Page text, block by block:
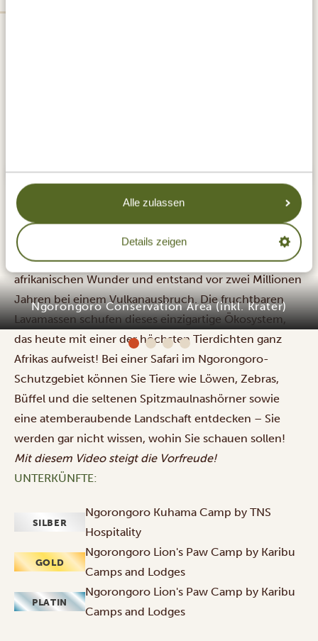
Alle zulassen
Details zeigen
Ngorongoro Kuhama Camp by TNS
Hospitality
Der berühmte Ngorongoro Krater ist eines der sieben
afrikanischen Wunder und entstand vor zwei Millionen
Jahren bei einem Vulkanausbruch. Die fruchtbaren
Lavamassen schufen dieses einzigartige Ökosystem,
das heute mit einer der höchsten Tierdichten ganz
Afrikas aufweist! Bei einer Safari im Ngorongoro-
Schutzgebiet können Sie Tiere wie Löwen, Zebras,
Büffel und die seltenen Spitzmaulnashörner sowie
eine atemberaubende Landschaft entdecken – Sie
werden gar nicht wissen, wohin Sie schauen sollen!
Mit diesem Videosteigt die Vorfreude!
UNTERKÜNFTE:
SILBER
Ngorongoro Kuhama Camp by TNS
Hospitality
GOLD
Ngorongoro Lion's Paw Camp by Karibu
Camps and Lodges
PLATIN
Ngorongoro Lion's Paw Camp by Karibu
Camps and Lodges